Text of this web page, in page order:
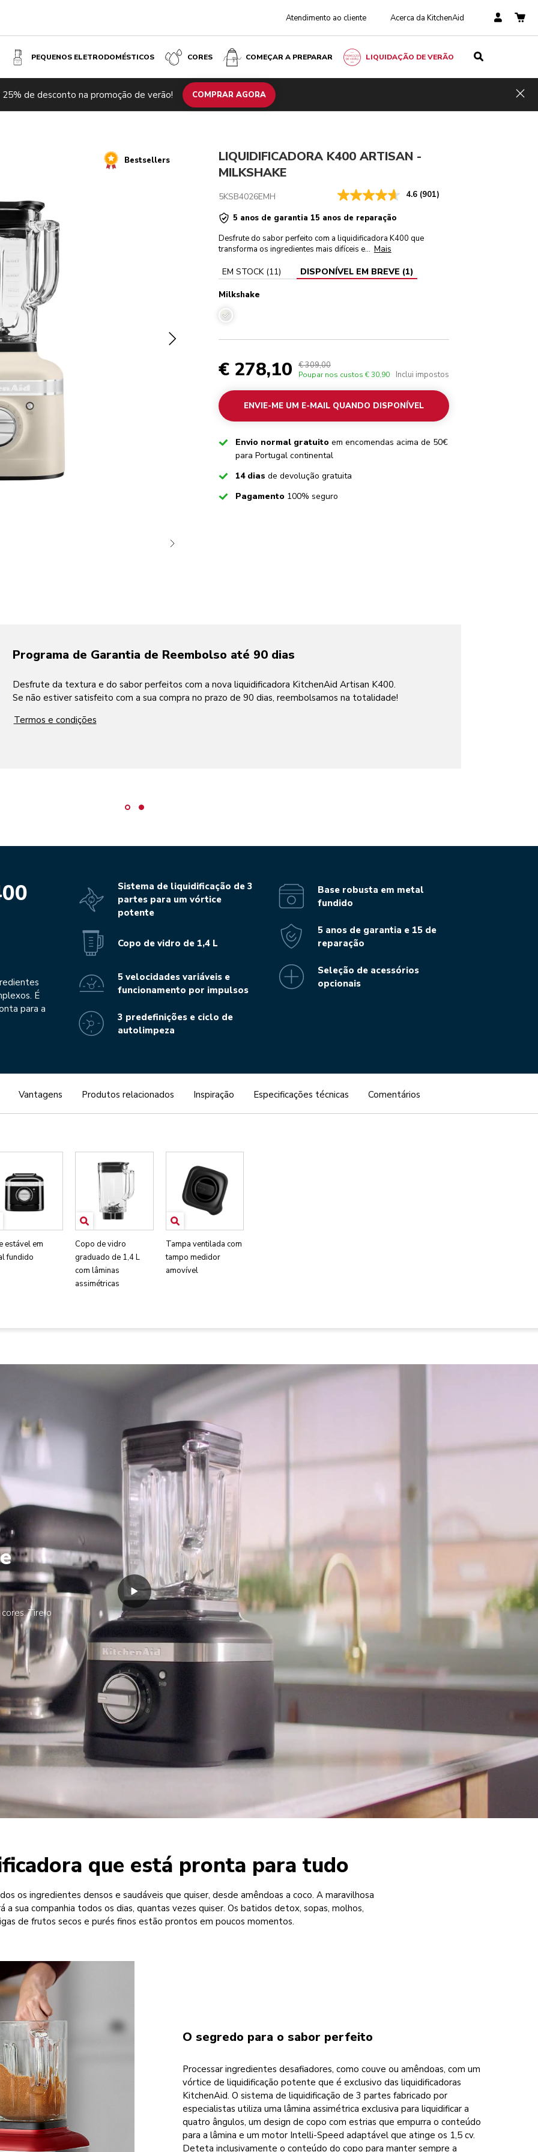
Atendimento ao cliente Acerca da KitchenAid
PEQUENOS ELETRODOMÉSTICOS CORES COMEÇAR A PREPARAR LIQUIDAÇÃO DE VERÃO
de desconto na promoção de verão! COMPRAR AGORA
Inspiração Especificações técnicas Comentários
Milkshake
€ 278,10
€ 309,00
Poupar
nos
custos
Bestsellers
LIQUIDIFICADORA K400 ARTISAN -
MILKSHAKE
5KSB4026EMH 4.6 (901)
5 anos de garantia 15 anos de reparação
Desfrute do sabor perfeito com a liquidificadora K400 que
transforma os ingredientes mais difíceis e... Mais
EM STOCK(11) DISPONÍVEL EM BREVE (1)
Milkshake
Milkshake
€ 278,10 € 309,00
Poupar nos custos € 30,90 Inclui impostos
ENVIE-ME UM E-MAIL QUANDO DISPONÍVEL
CheckedEnvio normal gratuitoem encomendas acima de 50€
para Portugal continental
Checked
14 dias de devolução gratuita
CheckedPagamento100% seguro
Programa de Garantia de Reembolso até 90 dias
Desfrute da textura e do sabor perfeitos com a nova liquidificadora KitchenAid Artisan K400.
Se não estiver satisfeito com a sua compra no prazo de 90 dias, reembolsamos na totalidade!
Termos e condições
É
para a
Sistema de liquidificação de 3
partes para um vórtice
potente
Copo de vidro de 1,4 L
5 velocidades variáveis e
funcionamento por impulsos
3 predefinições e ciclo de
autolimpeza
Base robusta em metal
fundido
5 anos de garantia e 15 de
reparação
Seleção de acessórios
opcionais
Vantagens Produtos relacionados Inspiração Especificações técnicas Comentários
estável em
fundido
Copo de vidro
graduado de 1,4 L
com lâminas
assimétricas
Tampa ventilada com
tampo medidor
amovível
Tire o
que está pronta para tudo
os ingredientes densos e saudáveis que quiser, desde amêndoas a coco. A maravilhosa
a sua companhia todos os dias, quantas vezes quiser. Os batidos detox, sopas, molhos,
de frutos secos e purés finos estão prontos em poucos momentos.
O segredo para o sabor perfeito
Processar ingredientes desafiadores, como couve ou amêndoas, com um
vórtice de liquidificação potente que é exclusivo das liquidificadoras
KitchenAid. O sistema de liquidificação de 3 partes fabricado por
especialistas utiliza uma lâmina assimétrica exclusiva para liquidificar a
quatro ângulos, um design de copo com estrias que empurra o conteúdo
para a lâmina e um motor Intelli-Speed adaptável que atinge os 1,5 cv.
Deteta inclusivamente o conteúdo do copo para manter sempre a